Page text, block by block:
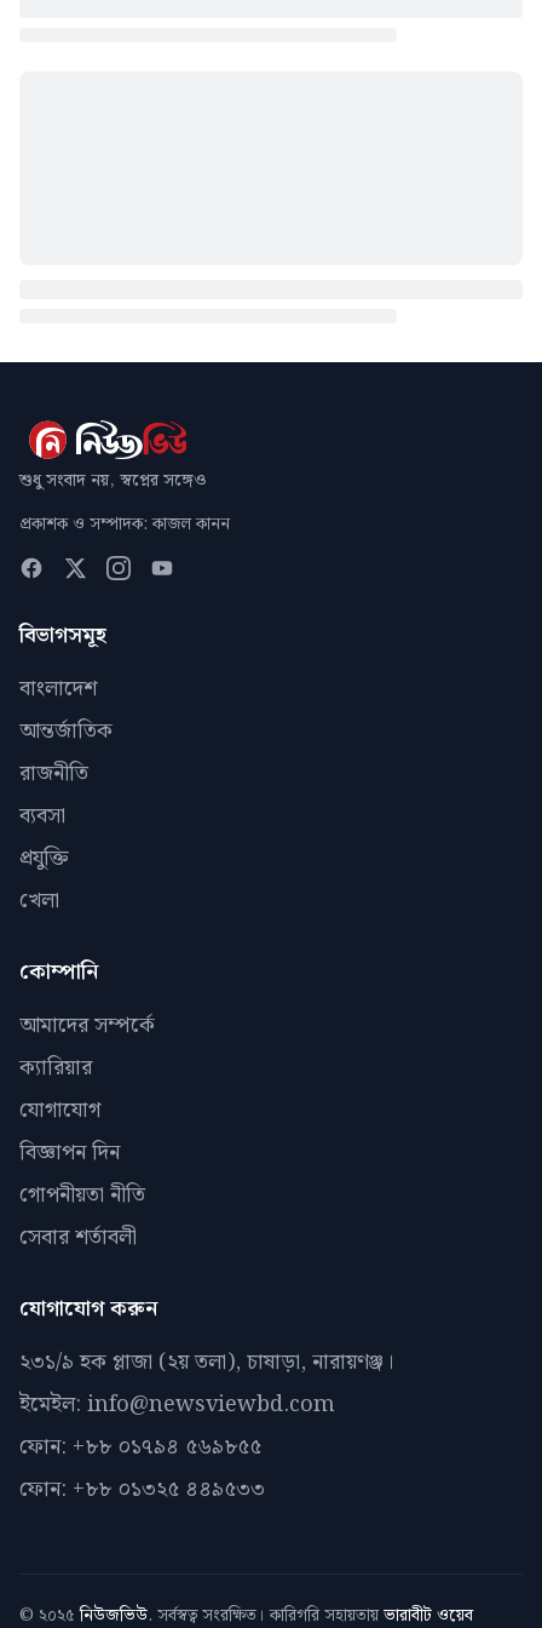
শুধু সংবাদ নয়, স্বপ্নের সঙ্গেও
প্রকাশক ও সম্পাদক: কাজল কানন
বিভাগসমূহ
বাংলাদেশ
আন্তর্জাতিক
রাজনীতি
ব্যবসা
প্রযুক্তি
খেলা
কোম্পানি
আমাদের সম্পর্কে
ক্যারিয়ার
যোগাযোগ
বিজ্ঞাপন দিন
গোপনীয়তা নীতি
সেবার শর্তাবলী
যোগাযোগ করুন
২৩১/৯ হক প্লাজা (২য় তলা), চাষাড়া, নারায়ণঞ্জ।
ইমেইল: info@newsviewbd.com
ফোন: +৮৮ ০১৭৯৪ ৫৬৯৮৫৫
ফোন: +৮৮ ০১৩২৫ ৪৪৯৫৩৩
© ২০২৫ নিউজভিউ. সর্বস্বত্ব সংরক্ষিত। কারিগরি সহায়তায়ভারাবীট ওয়েব